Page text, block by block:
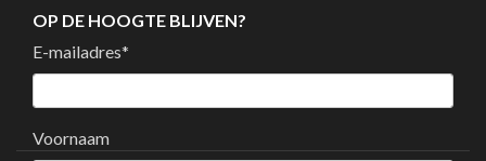
OP DE HOOGTE BLIJVEN?
E-mailadres*
Voornaam